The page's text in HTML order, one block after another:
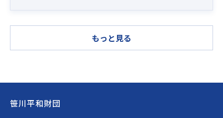
もっと見る
Footer
笹川平和財団